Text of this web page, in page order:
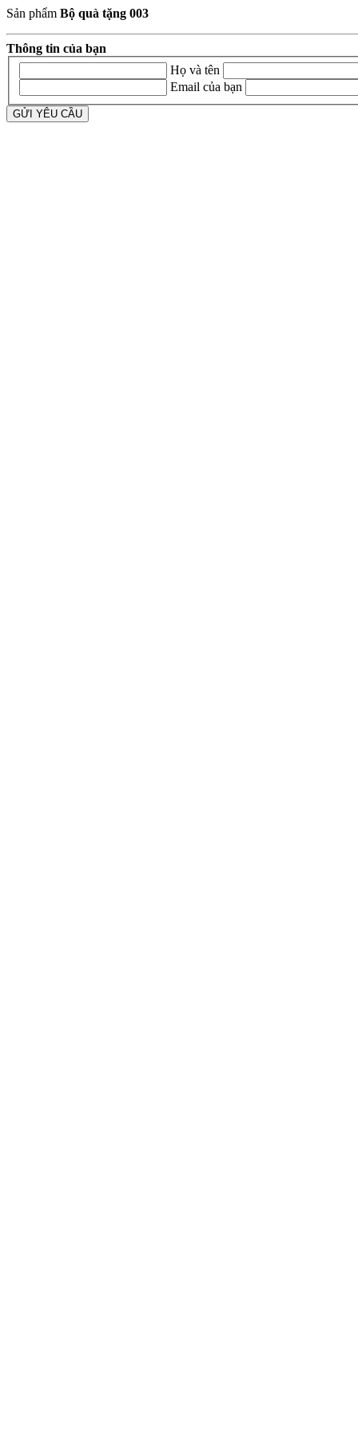
Sản phẩm Bộ quà tặng 003
Thông tin của bạn
Họ và tên
Email của bạn
GỬI YÊU CẦU